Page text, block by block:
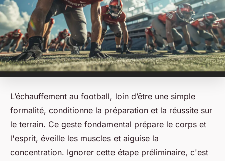
L’échauffement au football, loin d’être une simple
formalité, conditionne la préparation et la réussite sur
le terrain. Ce geste fondamental prépare le corps et
l'esprit, éveille les muscles et aiguise la
concentration. Ignorer cette étape préliminaire, c'est